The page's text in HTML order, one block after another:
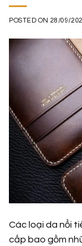
POSTED ON 28/09/
Các loại da nổi
cấp bao gồm